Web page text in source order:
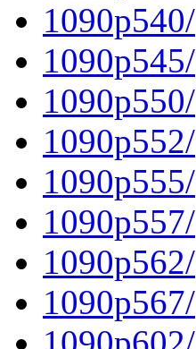
1090p540/
1090p545/
1090p550/
1090p552/
1090p555/
1090p557/
1090p562/
1090p567/